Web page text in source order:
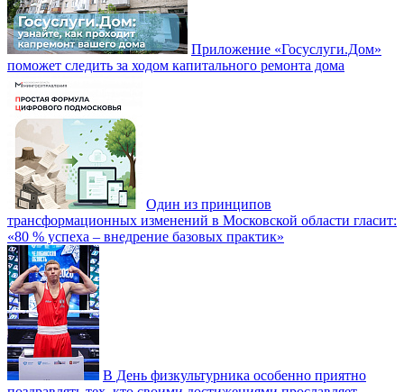
Приложение «Госуслуги.Дом»
поможет следить за ходом капитального ремонта дома
Один из принципов
трансформационных изменений в Московской области гласит:
«80 % успеха – внедрение базовых практик»
В День физкультурника особенно приятно